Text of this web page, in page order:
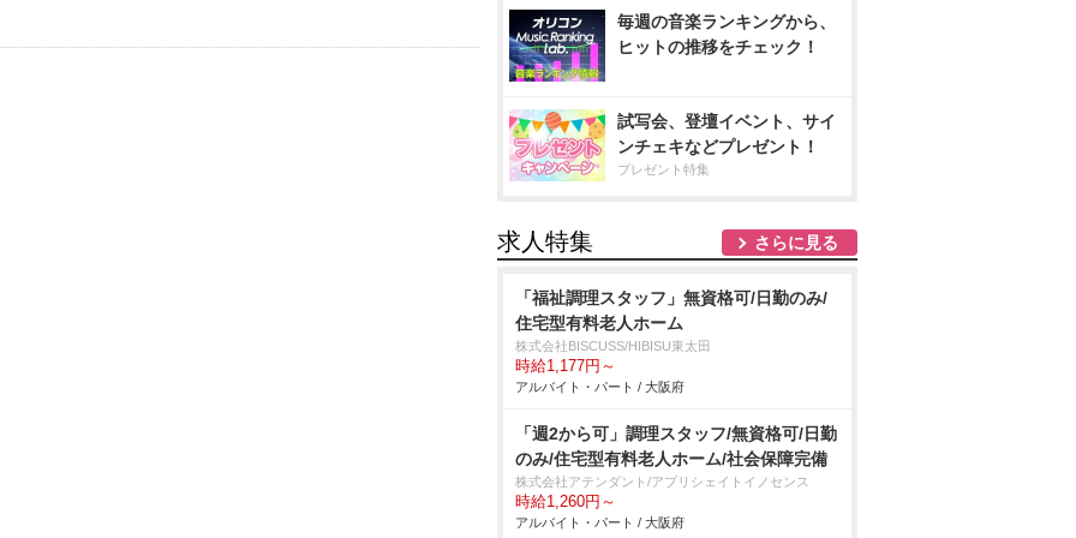
毎週の音楽ランキングから、
ヒットの推移をチェック！
試写会、登壇イベント、サイ
ンチェキなどプレゼント！
プレゼント特集
求人特集 さらに見る
「福祉調理スタッフ」無資格可/日勤のみ/
住宅型有料老人ホーム
株式会社BISCUSS/HIBISU東太田
時給1,177円～
アルバイト・パート / 大阪府
「週2から可」調理スタッフ/無資格可/日勤
のみ/住宅型有料老人ホーム/社会保障完備
株式会社アテンダント/アプリシェイトイノセンス
時給1,260円～
アルバイト・パート / 大阪府